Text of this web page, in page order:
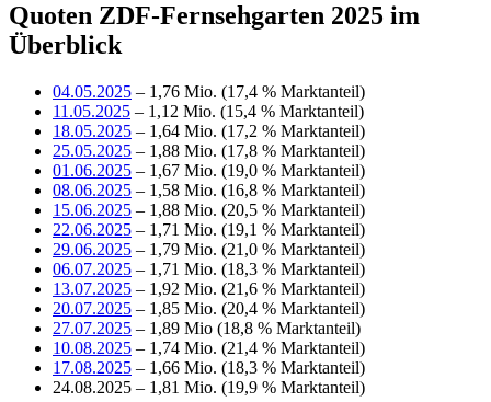
Quoten ZDF-Fernsehgarten 2025 im
Überblick
04.05.2025 – 1,76 Mio. (17,4 % Marktanteil)
11.05.2025 – 1,12 Mio. (15,4 % Marktanteil)
18.05.2025 – 1,64 Mio. (17,2 % Marktanteil)
25.05.2025 – 1,88 Mio. (17,8 % Marktanteil)
01.06.2025 – 1,67 Mio. (19,0 % Marktanteil)
08.06.2025 – 1,58 Mio. (16,8 % Marktanteil)
15.06.2025 – 1,88 Mio. (20,5 % Marktanteil)
22.06.2025 – 1,71 Mio. (19,1 % Marktanteil)
29.06.2025 – 1,79 Mio. (21,0 % Marktanteil)
06.07.2025 – 1,71 Mio. (18,3 % Marktanteil)
13.07.2025 – 1,92 Mio. (21,6 % Marktanteil)
20.07.2025 – 1,85 Mio. (20,4 % Marktanteil)
27.07.2025 – 1,89 Mio (18,8 % Marktanteil)
10.08.2025 – 1,74 Mio. (21,4 % Marktanteil)
17.08.2025 – 1,66 Mio. (18,3 % Marktanteil)
24.08.2025 – 1,81 Mio. (19,9 % Marktanteil)